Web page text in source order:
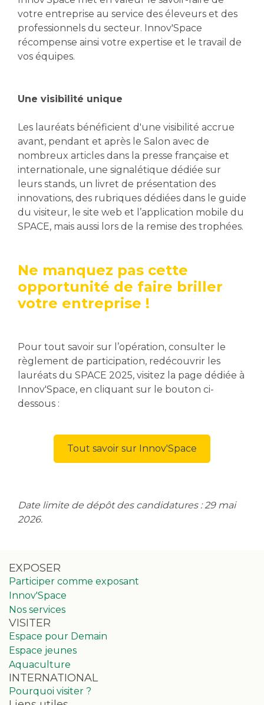
votre entreprise au service des éleveurs et des
professionnels du secteur. Innov'Space
récompense ainsi votre expertise et le travail de
vos équipes.
Une visibilité unique
Les lauréats bénéficient d'une visibilité accrue
avant, pendant et après le Salon avec de
nombreux articles dans la presse française et
internationale, une signalétique dédiée sur
leurs stands, un livret de présentation des
innovations, des rubriques dédiées dans le guide
du visiteur, le site web et l’application mobile du
SPACE, mais aussi lors de la remise des trophées.
Ne manquez pas cette
opportunité de faire briller
votre entreprise !
Pour tout savoir sur l’opération, consulter le
règlement de participation, redécouvrir les
lauréats du SPACE 2025, visitez la page dédiée à
Innov'Space, en cliquant sur le bouton ci-
dessous :
Tout savoir sur Innov'Space
Date limite de dépôt des candidatures : 29 mai
2026.
EXPOSER
Participer comme exposant
Innov'Space
Nos services
VISITER
Espace pour Demain
Espace jeunes
Aquaculture
INTERNATIONAL
Pourquoi visiter ?